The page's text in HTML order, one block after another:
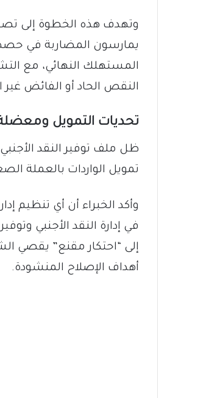
وتهدف هذه الخطوة إلى
يمارسون المضاربة في
المستهلك النهائي، مع
النقص الحاد أو الفائض
​تحديات التمويل
​ظل ملف توفير النقد
تمويل الواردات بالعملة
وأكد الخبراء أن أي تنظيم
في إدارة النقد الأجنبي
إلى “احتكار مقنع” يقصي
أهداف الإصلاح المنشودة.